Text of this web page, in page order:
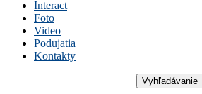
Interact
Foto
Video
Podujatia
Kontakty